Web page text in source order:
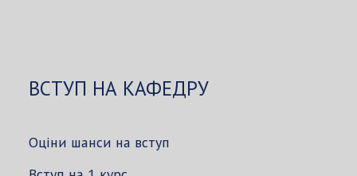
ВСТУП НА КАФЕДРУ
Оціни шанси на вступ